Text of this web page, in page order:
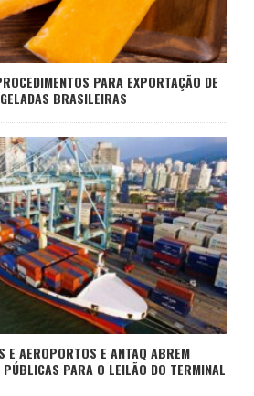
PARA EXPORTAÇÃO DE
BRASILEIRAS
E AEROPORTOS E ANTAQ ABREM
PÚBLICAS PARA O LEILÃO DO TERMINAL